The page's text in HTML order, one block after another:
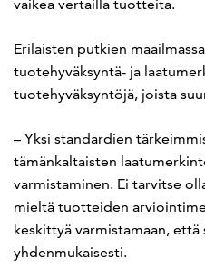
vaikea vertailla tuotteita.
Erilaisten putkien
tuotehyväksyntä- ja
tuotehyväksyntöjä, joista
– Yksi standardien
tämänkaltaisten
varmistaminen. Ei tarvitse
mieltä tuotteiden
keskittyä varmistamaan,
yhdenmukaisesti.